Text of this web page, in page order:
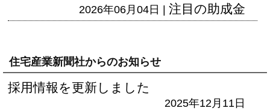
2026年06月04日 | 注目の助成金
住宅産業新聞社からのお知らせ
採用情報を更新しました
2025年12月11日